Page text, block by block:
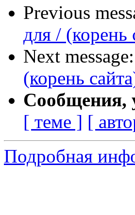
Previous
для / (корень
Next message:
(корень
Сообщения,
[ теме ] [
Подробная